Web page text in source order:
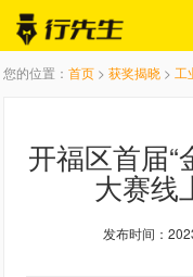
您的位置： 首页 > 获奖揭晓 > 工
开福区首届“
大赛线
发布时间：